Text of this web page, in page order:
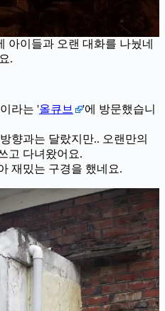
아이들과 오랜 대화를 나눴네
요.
라는 '올큐브
'에 방문했습니
향과는 달랐지만.. 오랜만의
고 다녀왔어요.
재밌는 구경을 했네요.